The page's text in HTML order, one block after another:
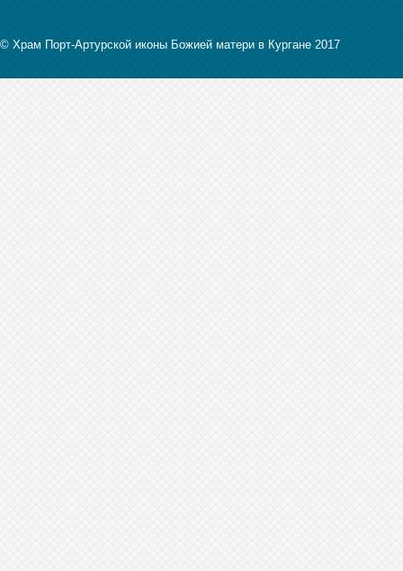
© Храм Порт-Артурской иконы Божией матери в Кургане 2017